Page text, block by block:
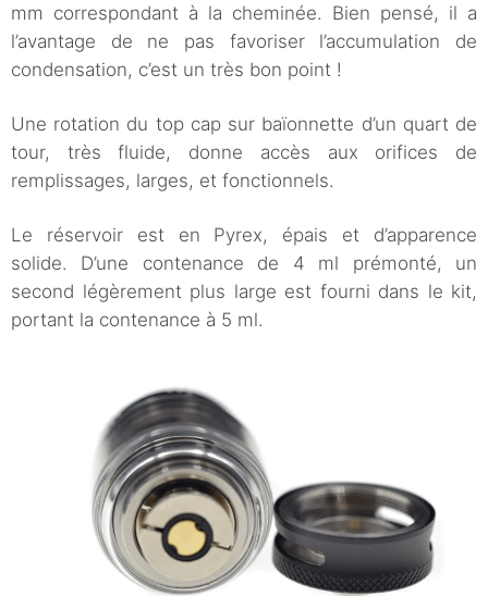
mm correspondant à la cheminée. Bien pensé, il a
l’avantage de ne pas favoriser l’accumulation de
condensation, c’est un très bon point !
Une rotation du top cap sur baïonnette d’un quart de
tour, très fluide, donne accès aux orifices de
remplissages, larges, et fonctionnels.
Le réservoir est en Pyrex, épais et d’apparence
solide. D’une contenance de 4 ml prémonté, un
second légèrement plus large est fourni dans le kit,
portant la contenance à 5 ml.